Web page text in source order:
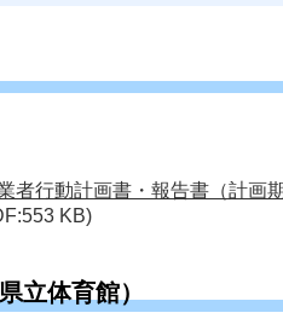
者行動計画書・報告書（計画
KB)
立体育館）